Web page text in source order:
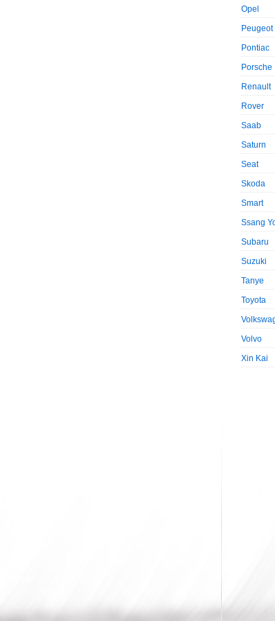
Opel
Peugeot
Pontiac
Porsche
Renault
Rover
Saab
Saturn
Seat
Skoda
Smart
Ssang
Subaru
Suzuki
Tanye
Toyota
Volvo
Xin Kai